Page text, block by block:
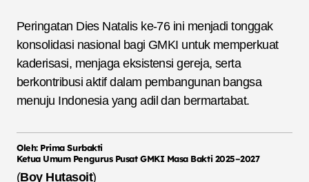
Peringatan Dies Natalis ke-76 ini menjadi tonggak
konsolidasi nasional bagi GMKI untuk memperkuat
kaderisasi, menjaga eksistensi gereja, serta
berkontribusi aktif dalam pembangunan bangsa
menuju Indonesia yang adil dan bermartabat.
Oleh: Prima Surbakti
Ketua Umum Pengurus Pusat GMKI Masa Bakti 2025–2027
(Boy Hutasoit)